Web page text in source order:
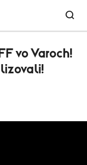
vo Varoch!